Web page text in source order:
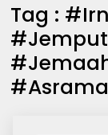
Tag :